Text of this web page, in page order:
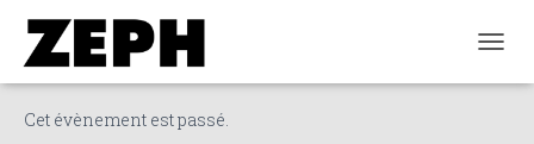
« Tous les Évènements
Cet évènement est passé.